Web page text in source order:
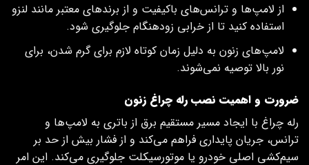
از لامپ‌ها و ترانس‌های باکیفیت و از برندهای معتبر مانند لنزو
استفاده کنید تا از خرابی زودهنگام جلوگیری شود.
لامپ‌های زنون به دلیل زمان کوتاه لازم برای گرم شدن، برای
نور بالا توصیه نمی‌شوند.
ضرورت و اهمیت نصب رله چراغ زنون
رله چراغ با ایجاد مسیر مستقیم برق از باتری به لامپ‌ها و
ترانس، جریان پایداری فراهم می‌کند و از فشار بیش از حد بر
سیم‌کشی اصلی خودرو یا موتورسیکلت جلوگیری می‌کند. این امر